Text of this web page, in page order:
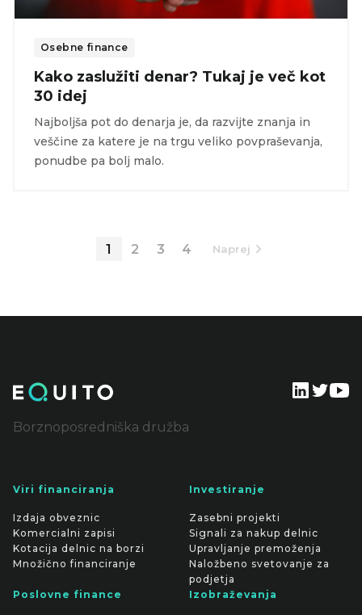
Osebne finance
Kako zaslužiti denar? Tukaj je več kot
30 idej
Najboljša pot do denarja je, da razvijte znanja in
veščine za katere je na trgu veliko povpraševanja,
ponudbe pa bolj malo.
1 2 3 4 Naprej
Borznoposredniška družba
Viri financiranja
Izdaja obveznic
Komercialni zapisi
Kotacija delnic na borzi
Množično financiranje
Investiranje
Zasebni projekti
Signali za nakup delnic
Upravljanje premoženja
Naložbeno svetovanje za
podjetja
Poslovne finance
Izobraževanja